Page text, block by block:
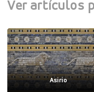
Ver artículos
Asirio